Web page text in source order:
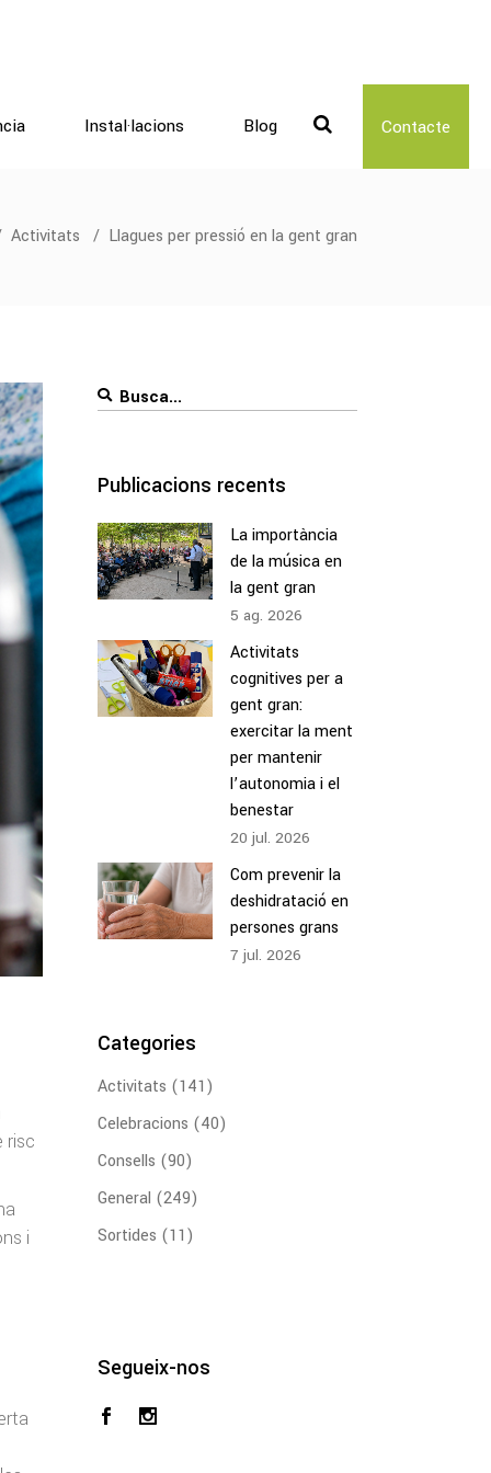
Instal·lacions Blog Contacte
Activitats / Llagues per pressió en la gent gran
risc
i
Search
Publicacions recents
La importància
de la música en
la gent gran
5 ag. 2026
Activitats
cognitives per a
gent gran:
exercitar la ment
per mantenir
l’autonomia i el
benestar
20 jul. 2026
Com prevenir la
deshidratació en
persones grans
7 jul. 2026
Categories
Activitats (141)
Celebracions (40)
Consells (90)
General (249)
Sortides (11)
Segueix-nos